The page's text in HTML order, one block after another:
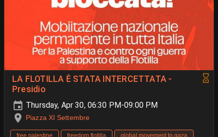
LA FLOTILLA È STATA INTERCETTATA -
Presidio
Thursday, Apr 30, 06:30 PM-09:00 PM
Piazza XI Settembre